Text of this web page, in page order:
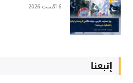
6 آگست 2026
إتبعنا